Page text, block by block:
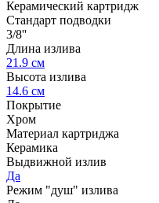
Керамический картридж
Стандарт подводки
3/8''
Длина излива
21.9 см
Высота излива
14.6 см
Покрытие
Хром
Материал картриджа
Керамика
Выдвижной излив
Да
Режим "душ" излива